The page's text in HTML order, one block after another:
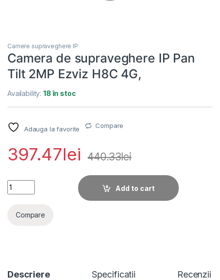
Camere supraveghere IP
Camera de supraveghere IP Pan
Tilt 2MP Ezviz H8C 4G,
Availability:18 în stoc
Adauga la favorite Compare
397.47lei 440.33lei
Camera de supraveghere IP Pan Tilt 2MP Ezviz H8C 4G,
Add to cart
Compare
Descriere Specificatii Recenzii